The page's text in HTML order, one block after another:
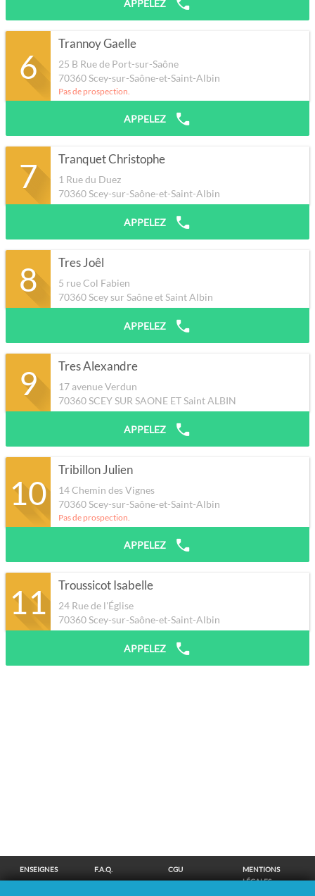
APPELEZ
6
Trannoy Gaelle
25 B Rue de Port-sur-Saône
70360Scey-sur-Saône-et-Saint-Albin
Pas de prospection.
APPELEZ
7 Tranquet Christophe
1 Rue du Duez
70360Scey-sur-Saône-et-Saint-Albin
APPELEZ
8 Tres Joêl
5 rue Col Fabien
70360Scey sur Saône et Saint Albin
APPELEZ
9 Tres Alexandre
17 avenue Verdun
70360SCEY SUR SAONE ET Saint ALBIN
APPELEZ
10
Tribillon Julien
14 Chemin des Vignes
70360Scey-sur-Saône-et-Saint-Albin
Pas de prospection.
APPELEZ
11 Troussicot Isabelle
24 Rue de l'Église
70360Scey-sur-Saône-et-Saint-Albin
APPELEZ
ENSEIGNES F.A.Q. CGU
MENTIONS
LÉGALES